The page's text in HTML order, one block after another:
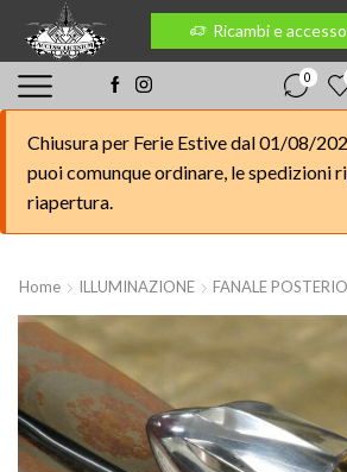
Go shop Ricambi e
0
Chiusura per Ferie Estive dal 01/08/
puoi comunque ordinare, le spedizioni
riapertura.
Home ILLUMINAZIONE FANALE